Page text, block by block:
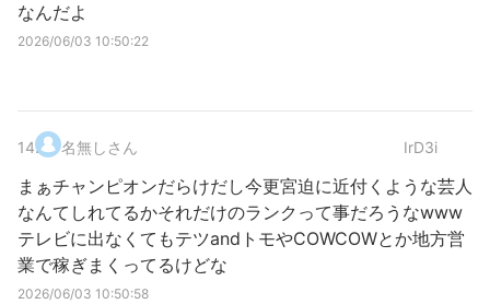
なんだよ
2026/06/03 10:50:22
14. 名無しさん IrD3i
まぁチャンピオンだらけだし今更宮迫に近付くような芸人
なんてしれてるかそれだけのランクって事だろうなwww
テレビに出なくてもテツandトモやCOWCOWとか地方営
業で稼ぎまくってるけどな
2026/06/03 10:50:58